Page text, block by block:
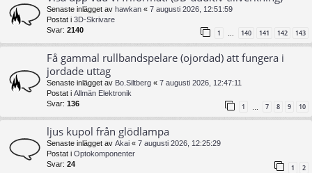
Senaste inlägget av hawkan « 7 augusti 2026, 12:51:59
Postat i 3D-Skrivare
Svar: 2140 1 … 140 141 142 143
Få gammal rullbandspelare (ojordad) att fungera i
jordade uttag
Senaste inlägget av Bo.Siltberg « 7 augusti 2026, 12:47:11
Postat i Allmän Elektronik
Svar: 136 1 … 7 8 9 10
ljus kupol från glödlampa
Senaste inlägget av Akai « 7 augusti 2026, 12:25:29
Postat i Optokomponenter
Svar: 24 1 2